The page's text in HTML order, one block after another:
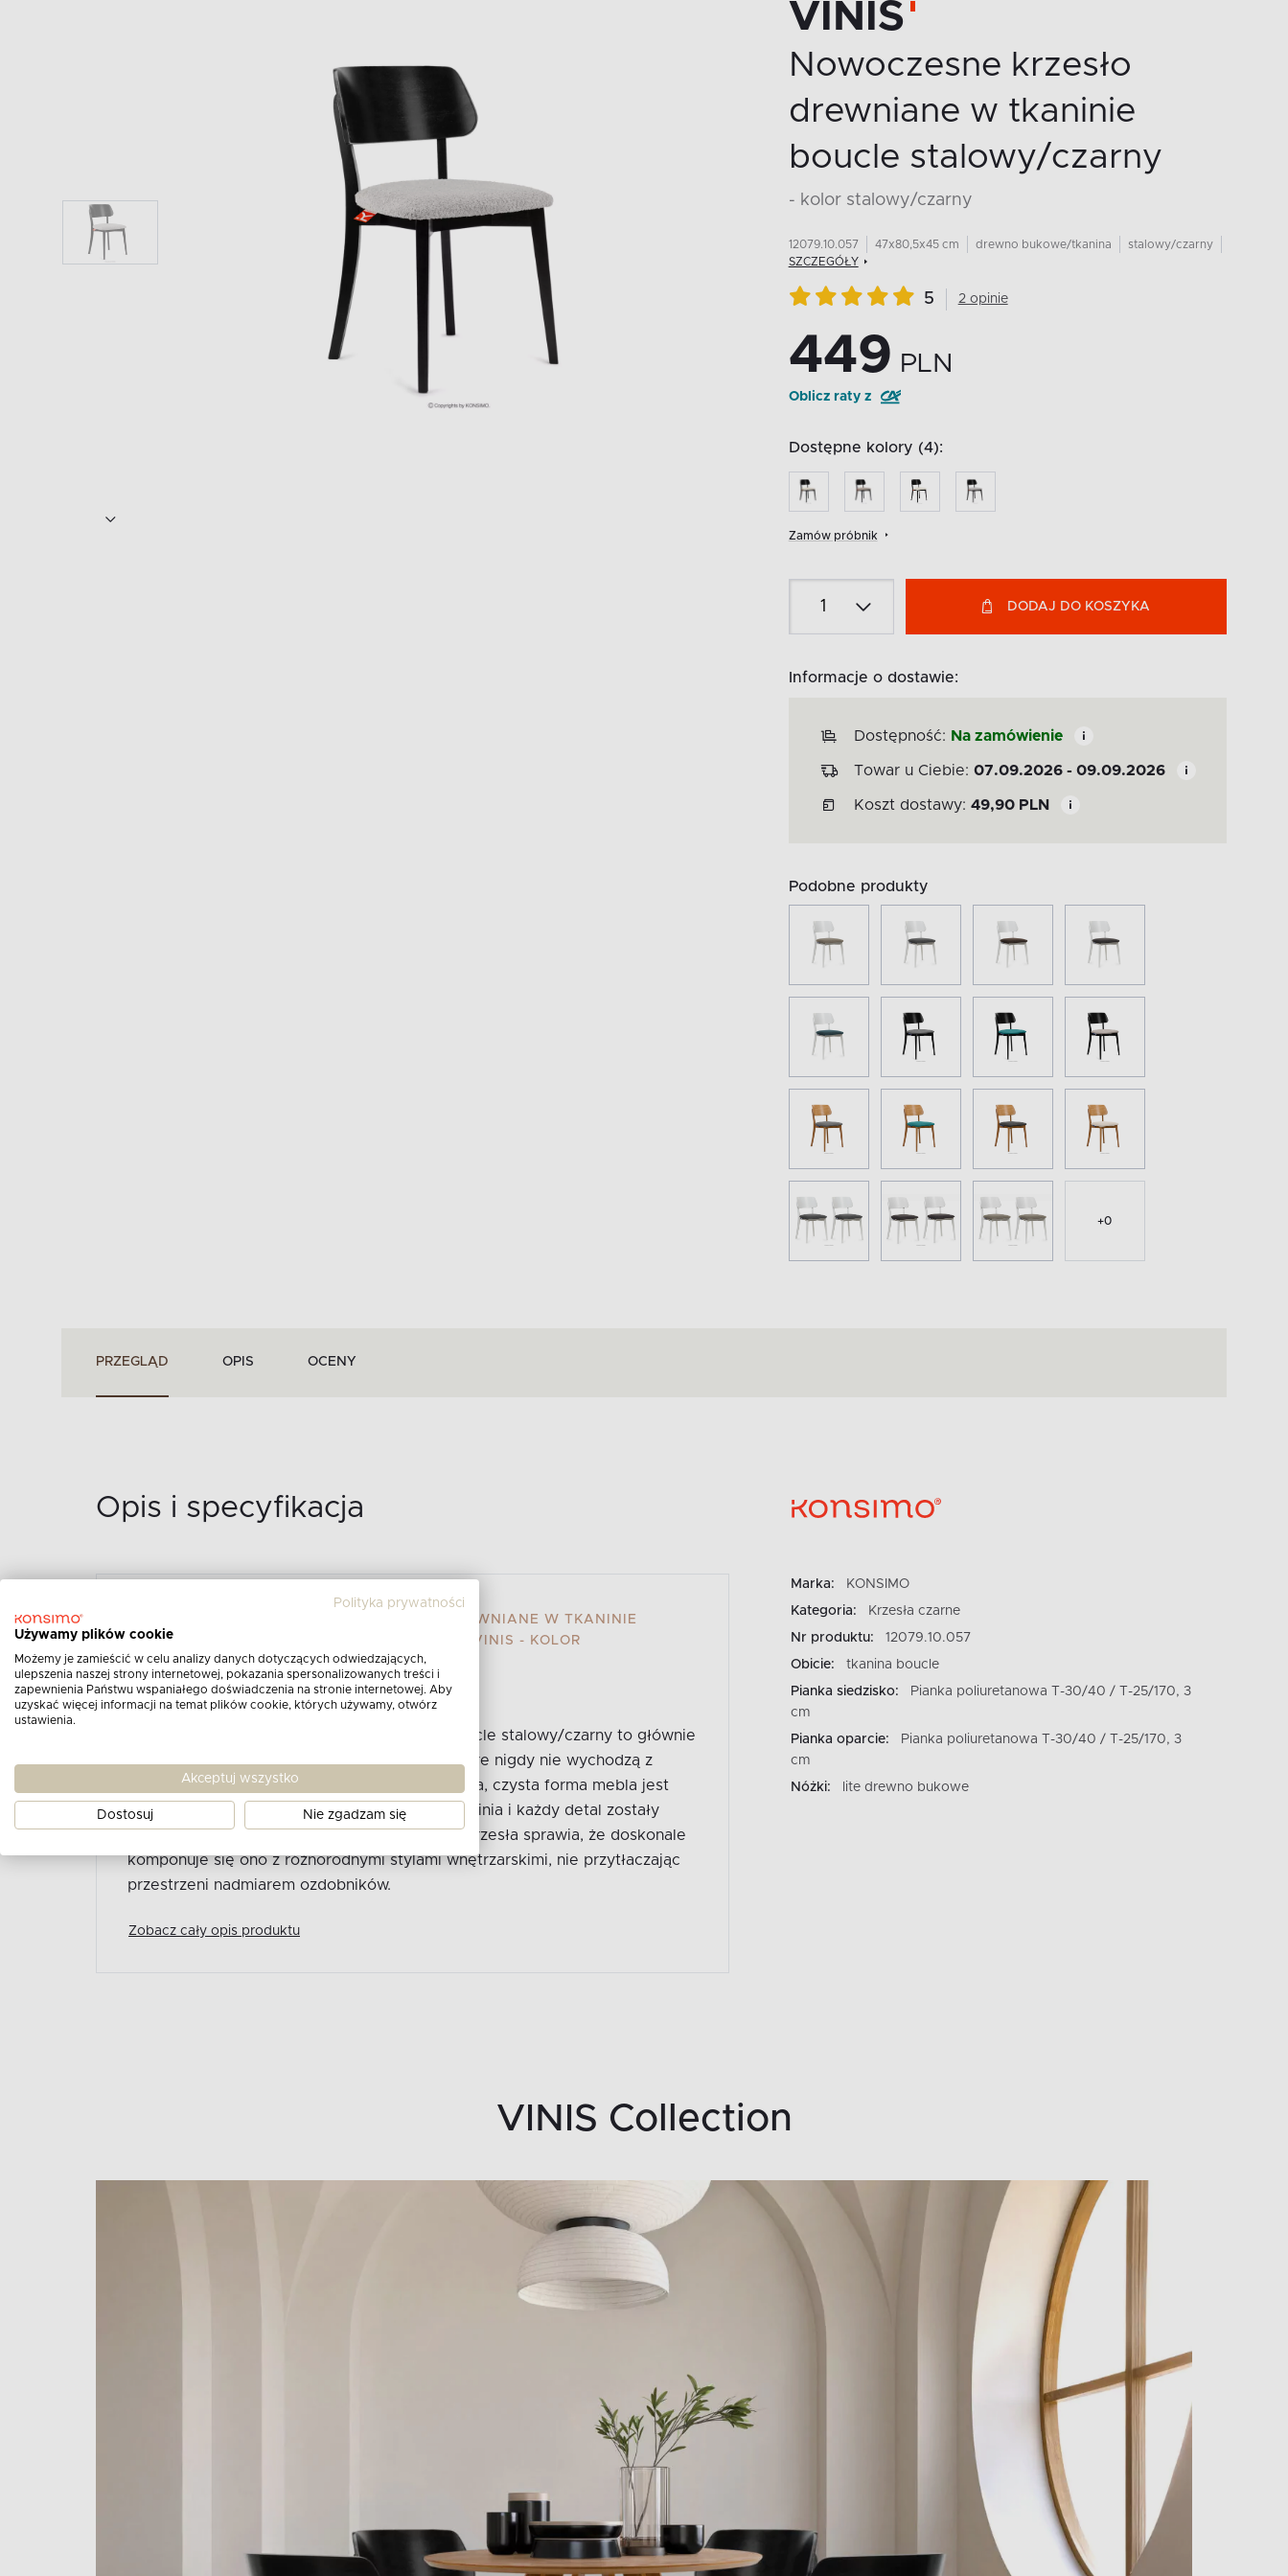
VINIS
Nowoczesne krzesło
drewniane w tkaninie
boucle stalowy/czarny
- kolor stalowy/czarny
12079.10.057 47x80,5x45 cm drewno bukowe/tkanina
stalowy/czarny
SZCZEGÓŁY
5 2 opinie
449 PLN
Oblicz raty z
Dostępne kolory (4):
Zamów próbnik
DODAJ DO KOSZYKA
Informacje o dostawie:
Dostępność: Na zamówienie
Towar u Ciebie: 07.09.2026 - 09.09.2026
Koszt dostawy: 49,90 PLN
Podobne produkty
+0
PRZEGLĄD OPIS OCENY
Opis i specyfikacja
NOWOCZESNE KRZESŁO DREWNIANE W TKANINIE
BOUCLE STALOWY/CZARNY VINIS - KOLOR
STALOWY/CZARNY
Opis produktu:
Nowoczesne krzesło drewniane w tkaninie boucle stalowy/czarny to głównie
klasyka z zachowaniem prostych kształtów, które nigdy nie wychodzą z
mody i pozostają ponadczasowe. Geometryczna, czysta forma mebla jest
efektem przemyślanego projektu, gdzie każda linia i każdy detal zostały
starannie zaplanowane. Minimalistyczna bryła krzesła sprawia, że doskonale
komponuje się ono z różnorodnymi stylami wnętrzarskimi, nie przytłaczając
przestrzeni nadmiarem ozdobników.
Zobacz cały opis produktu
Marka:
KONSIMO
Kategoria:
Krzesła czarne
Nr produktu:
12079.10.057
Obicie:
tkanina boucle
Pianka siedzisko:
Pianka poliuretanowa T-30/40 / T-25/170, 3
cm
Pianka oparcie:
Pianka poliuretanowa T-30/40 / T-25/170, 3
cm
Nóżki:
lite drewno bukowe
VINIS Collection
Polityka prywatności
Używamy plików cookie
Możemy je zamieścić w celu analizy danych dotyczących odwiedzających,
ulepszenia naszej strony internetowej, pokazania spersonalizowanych treści i
zapewnienia Państwu wspaniałego doświadczenia na stronie internetowej. Aby
uzyskać więcej informacji na temat plików cookie, których używamy, otwórz
ustawienia.
Akceptuj wszystko
Dostosuj Nie zgadzam się